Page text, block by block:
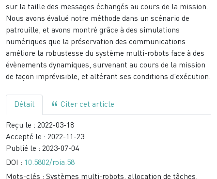
sur la taille des messages échangés au cours de la mission.
Nous avons évalué notre méthode dans un scénario de
patrouille, et avons montré grâce à des simulations
numériques que la préservation des communications
améliore la robustesse du système multi-robots face à des
évènements dynamiques, survenant au cours de la mission
de façon imprévisible, et altérant ses conditions d’exécution.
Détail Citer cet article
Reçu le : 2022-03-18
Accepté le : 2022-11-23
Publié le : 2023-07-04
DOI : 10.5802/roia.58
Mots-clés : Systèmes multi-robots, allocation de tâches,